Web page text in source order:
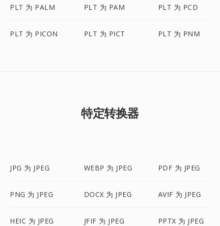
PLT 为 PALM PLT 为 PAM PLT 为 PCD
PLT 为 PICON PLT 为 PICT PLT 为 PNM
特定转换器
JPG 为 JPEG WEBP 为 JPEG PDF 为 JPEG
PNG 为 JPEG DOCX 为 JPEG AVIF 为 JPEG
HEIC 为 JPEG JFIF 为 JPEG PPTX 为 JPEG